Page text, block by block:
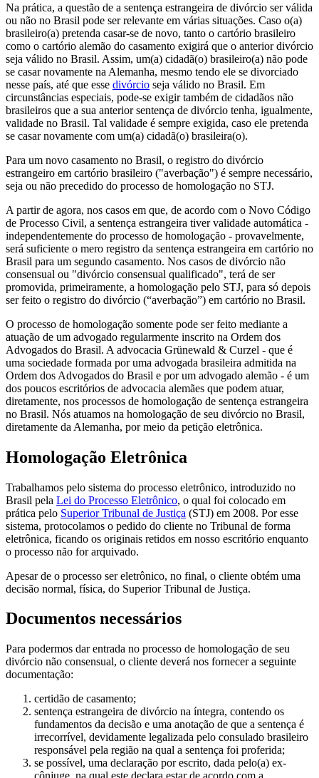
Na prática, a questão de a sentença estrangeira de divórcio ser válida
ou não no Brasil pode ser relevante em várias situações. Caso o(a)
brasileiro(a) pretenda casar-se de novo, tanto o cartório brasileiro
como o cartório alemão do casamento exigirá que o anterior divórcio
seja válido no Brasil. Assim, um(a) cidadã(o) brasileiro(a) não pode
se casar novamente na Alemanha, mesmo tendo ele se divorciado
nesse país, até que esse divórcio seja válido no Brasil. Em
circunstâncias especiais, pode-se exigir também de cidadãos não
brasileiros que a sua anterior sentença de divórcio tenha, igualmente,
validade no Brasil. Tal validade é sempre exigida, caso ele pretenda
se casar novamente com um(a) cidadã(o) brasileira(o).
Para um novo casamento no Brasil, o registro do divórcio
estrangeiro em cartório brasileiro ("averbação") é sempre necessário,
seja ou não precedido do processo de homologação no STJ.
A partir de agora, nos casos em que, de acordo com o Novo Código
de Processo Civil, a sentença estrangeira tiver validade automática -
independentemente do processo de homologação - provavelmente,
será suficiente o mero registro da sentença estrangeira em cartório no
Brasil para um segundo casamento. Nos casos de divórcio não
consensual ou "divórcio consensual qualificado", terá de ser
promovida, primeiramente, a homologação pelo STJ, para só depois
ser feito o registro do divórcio (“averbação”) em cartório no Brasil.
O processo de homologação somente pode ser feito mediante a
atuação de um advogado regularmente inscrito na Ordem dos
Advogados do Brasil. A advocacia Grünewald & Curzel - que é
uma sociedade formada por uma advogada brasileira admitida na
Ordem dos Advogados do Brasil e por um advogado alemão - é um
dos poucos escritórios de advocacia alemães que podem atuar,
diretamente, nos processos de homologação de sentença estrangeira
no Brasil. Nós atuamos na homologação de seu divórcio no Brasil,
diretamente da Alemanha, por meio da petição eletrônica.
Homologação Eletrônica
Trabalhamos pelo sistema do processo eletrônico, introduzido no
Brasil pela Lei do Processo Eletrônico, o qual foi colocado em
prática pelo Superior Tribunal de Justiça (STJ) em 2008. Por esse
sistema, protocolamos o pedido do cliente no Tribunal de forma
eletrônica, ficando os originais retidos em nosso escritório enquanto
o processo não for arquivado.
Apesar de o processo ser eletrônico, no final, o cliente obtém uma
decisão normal, física, do Superior Tribunal de Justiça.
Documentos necessários
Para podermos dar entrada no processo de homologação de seu
divórcio não consensual, o cliente deverá nos fornecer a seguinte
documentação:
certidão de casamento;
sentença estrangeira de divórcio na íntegra, contendo os
fundamentos da decisão e uma anotação de que a sentença é
irrecorrível, devidamente legalizada pelo consulado brasileiro
responsável pela região na qual a sentença foi proferida;
se possível, uma declaração por escrito, dada pelo(a) ex-